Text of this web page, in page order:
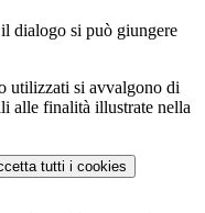
dialogo si può giungere
utilizzati si avvalgono di
alle finalità illustrate nella
tutti i cookies